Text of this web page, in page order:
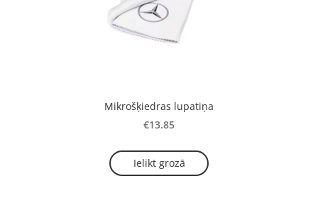
Mikrošķiedras lupatiņa
€13.85
Ielikt grozā